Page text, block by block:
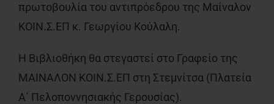
πρωτοβουλία του αντιπρόεδρου της Μαίναλον
ΚΟΙΝ.Σ.ΕΠ κ. Γεωργίου Κούλαλη.
Η Βιβλιοθήκη θα στεγαστεί στο Γραφείο της
ΜΑΙΝΑΛΟΝ ΚΟΙΝ.Σ.ΕΠ στη Στεμνίτσα (Πλατεία
Α΄ Πελοποννησιακής Γερουσίας).